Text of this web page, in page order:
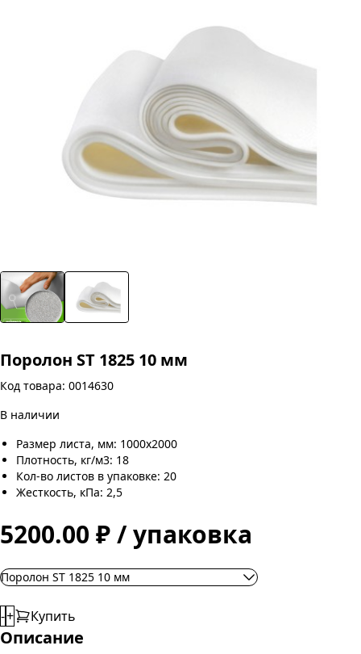
Поролон ST 1825 10 мм
Код товара: 0014630
В наличии
Размер листа, мм: 1000х2000
Плотность, кг/м3: 18
Кол-во листов в упаковке: 20
Жесткость, кПа: 2,5
5200.00 ₽ / упаковка
Поролон ST 1825 10 мм
-+ Купить
Описание